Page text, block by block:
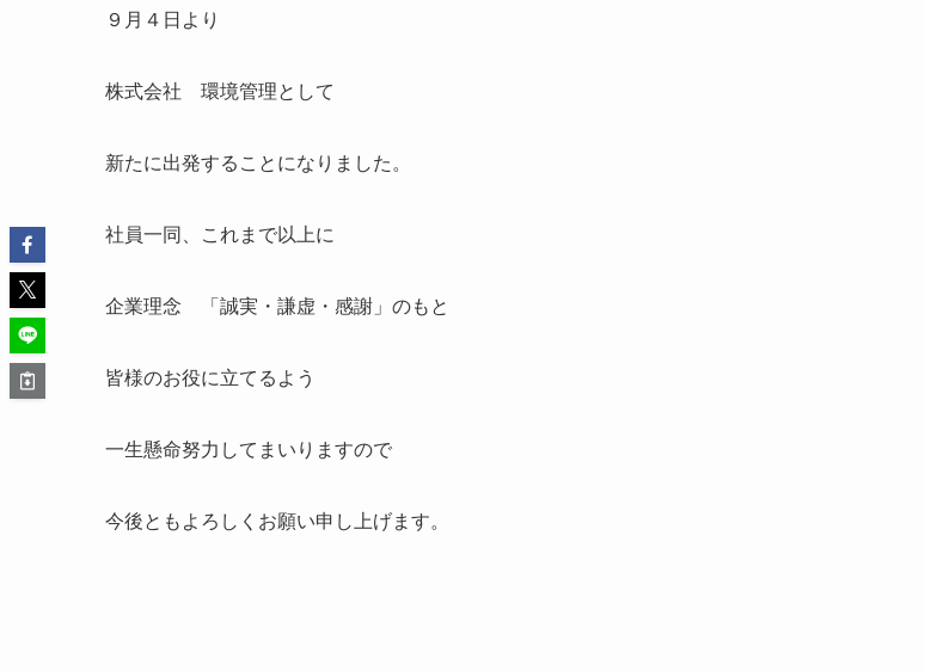
９月４日より
株式会社 環境管理として
新たに出発することになりました。
社員一同、これまで以上に
企業理念 「誠実・謙虚・感謝」のもと
皆様のお役に立てるよう
一生懸命努力してまいりますので
今後ともよろしくお願い申し上げます。